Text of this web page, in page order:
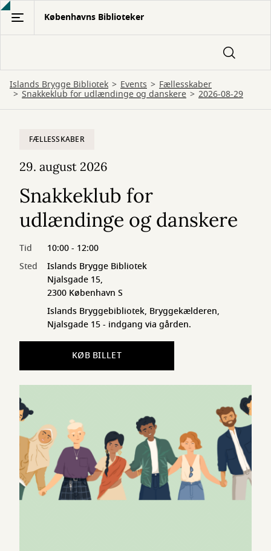
Gå
hovedindhold
Københavns Biblioteker
Islands Brygge Bibliotek Events Fællesskaber
Snakkeklub for udlændinge og danskere 2026-08-29
FÆLLESSKABER
29. august 2026
Snakkeklub for
udlændinge og danskere
Tid
10:00 - 12:00
Sted
Islands Brygge Bibliotek
Njalsgade 15,
2300 København S
Islands Bryggebibliotek, Bryggekælderen,
Njalsgade 15 - indgang via gården.
KØB BILLET